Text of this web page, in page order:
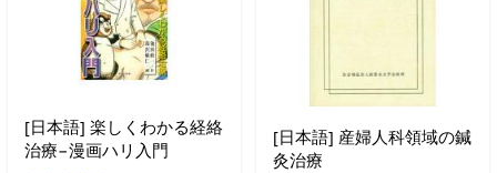
[日本語] 楽しくわかる経絡
治療−漫画ハリ入門
[日本語] 産婦人科領域の鍼
灸治療